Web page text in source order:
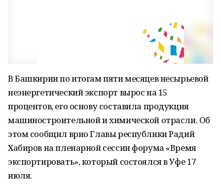
В Башкирии по итогам пяти месяцев несырьевой
неэнергетический экспорт вырос на 15
процентов, его основу составила продукция
машиностроительной и химической отрасли. Об
этом сообщил врио Главы республики Радий
Хабиров на пленарной сессии форума «Время
экспортировать», который состоялся в Уфе 17
июля.